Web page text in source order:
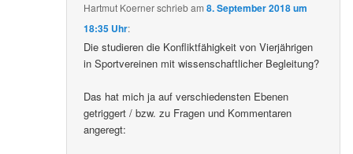
Hartmut Koernerschriebam8. September 2018 um
18:35 Uhr:
Die studieren die Konfliktfähigkeit von Vierjährigen
in Sportvereinen mit wissenschaftlicher Begleitung?
Das hat mich ja auf verschiedensten Ebenen
getriggert / bzw. zu Fragen und Kommentaren
angeregt: